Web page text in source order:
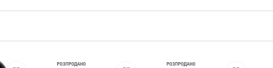
РОЗПРОДАНО РОЗПРОДАНО